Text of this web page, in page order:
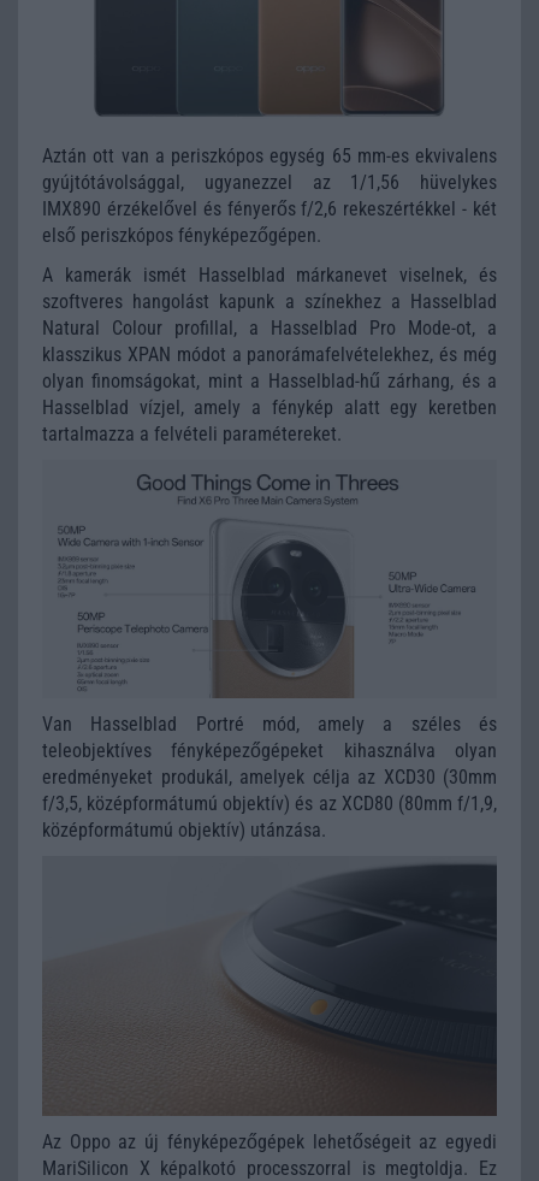
Aztán ott van a periszkópos egység 65 mm-es ekvivalens
gyújtótávolsággal, ugyanezzel az 1/1,56 hüvelykes
IMX890 érzékelővel és fényerős f/2,6 rekeszértékkel - két
első periszkópos fényképezőgépen.
A kamerák ismét Hasselblad márkanevet viselnek, és
szoftveres hangolást kapunk a színekhez a Hasselblad
Natural Colour profillal, a Hasselblad Pro Mode-ot, a
klasszikus XPAN módot a panorámafelvételekhez, és még
olyan finomságokat, mint a Hasselblad-hű zárhang, és a
Hasselblad vízjel, amely a fénykép alatt egy keretben
tartalmazza a felvételi paramétereket.
Van Hasselblad Portré mód, amely a széles és
teleobjektíves fényképezőgépeket kihasználva olyan
eredményeket produkál, amelyek célja az XCD30 (30mm
f/3,5, középformátumú objektív) és az XCD80 (80mm f/1,9,
középformátumú objektív) utánzása.
Az Oppo az új fényképezőgépek lehetőségeit az egyedi
MariSilicon X képalkotó processzorral is megtoldja. Ez